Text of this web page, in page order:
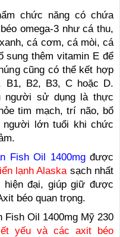
chức năng có chứa
omega-3 như cá thu,
cá cơm, cá mòi, cá
thêm vitamin E để
cũng có thể kết hợp
B1, B2, B3, C hoặc D.
người sử dụng là thực
tim mạch, trí não, bổ
người lớn tuổi khi chức
Fish Oil 1400mgđược
lạnh Alaska sạch nhất
đại, giúp giữ được
béo quan trọng.
Fish Oil 1400mg Mỹ 230
yếu và các axit béo